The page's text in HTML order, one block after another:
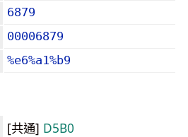
6879
00006879
%e6%a1%b9
[共通] D5B0